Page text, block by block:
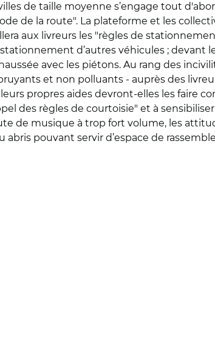
de taille moyenne s’engage tout
de la route". La plateforme et les
aux livreurs les "règles de
d’autres véhicules ; devant
avec les piétons. Au rang des
et non polluants - auprès des
propres aides devront-elles les faire
des règles de courtoisie" et à
de musique à trop fort volume, les
pouvant servir d’espace de